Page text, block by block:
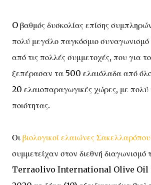
O βαθμός δυσκολίας επίσης
πολύ μεγάλο παγκόσμιο συναγωνισμό
από τις πολλές συμμετοχές, που για
ξεπέρασαν τα 500 ελαιόλαδα από
20 ελαιοπαραγωγικές χώρες, με πολύ
ποιότητας.
Οι βιολογικοί ελαιώνες
συμμετείχαν στον διεθνή διαγωνισμό
Terraolivo International Olive